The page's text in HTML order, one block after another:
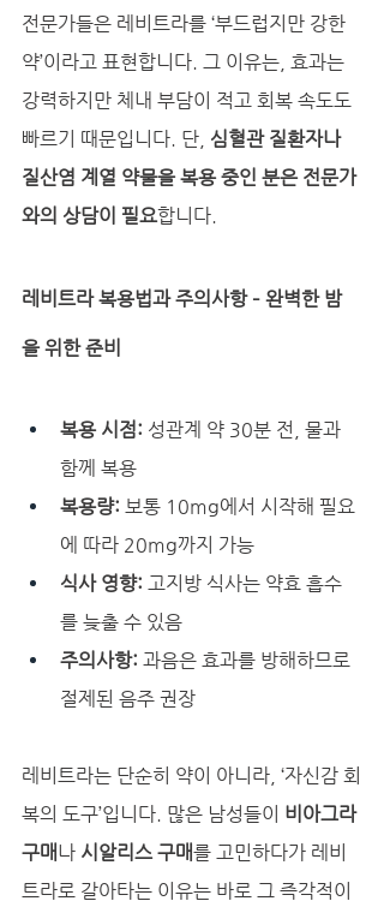
전문가들은 레비트라를 ‘부드럽지만 강한
약’이라고 표현합니다. 그 이유는, 효과는
강력하지만 체내 부담이 적고 회복 속도도
빠르기 때문입니다. 단, 심혈관 질환자나
질산염 계열 약물을 복용 중인 분은 전문가
와의 상담이 필요합니다.
레비트라 복용법과 주의사항 – 완벽한 밤
을 위한 준비
복용 시점: 성관계 약 30분 전, 물과
함께 복용
복용량: 보통 10mg에서 시작해 필요
에 따라 20mg까지 가능
식사 영향: 고지방 식사는 약효 흡수
를 늦출 수 있음
주의사항: 과음은 효과를 방해하므로
절제된 음주 권장
레비트라는 단순히 약이 아니라, ‘자신감 회
복의 도구’입니다. 많은 남성들이 비아그라
구매나 시알리스 구매를 고민하다가 레비
트라로 갈아타는 이유는 바로 그 즉각적이